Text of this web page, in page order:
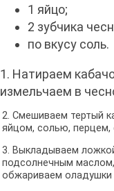
1 яйцо;
2 зубчика
по вкусу соль.
1. Натираем
измельчаем в
2. Смешиваем тертый
яйцом, солью,
3. Выкладываем
подсолнечным
обжариваем оладушки